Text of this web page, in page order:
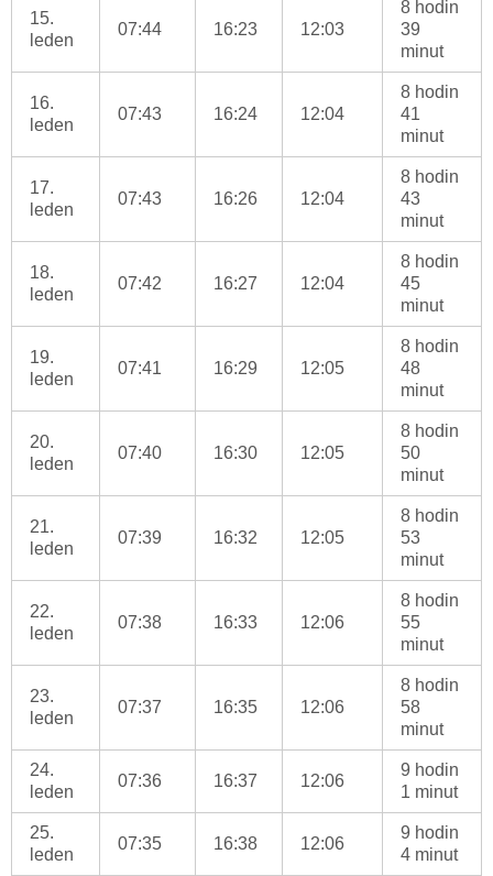
15.
leden
07:44 16:23 12:03
8 hodin
39
minut
16.
leden
07:43 16:24 12:04
8 hodin
41
minut
17.
leden
07:43 16:26 12:04
8 hodin
43
minut
18.
leden
07:42 16:27 12:04
8 hodin
45
minut
19.
leden
07:41 16:29 12:05
8 hodin
48
minut
20.
leden
07:40 16:30 12:05
8 hodin
50
minut
21.
leden
07:39 16:32 12:05
8 hodin
53
minut
22.
leden
07:38 16:33 12:06
8 hodin
55
minut
23.
leden
07:37 16:35 12:06
8 hodin
58
minut
24.
leden
07:36 16:37 12:06
9 hodin
1 minut
25.
leden
07:35 16:38 12:06
9 hodin
4 minut